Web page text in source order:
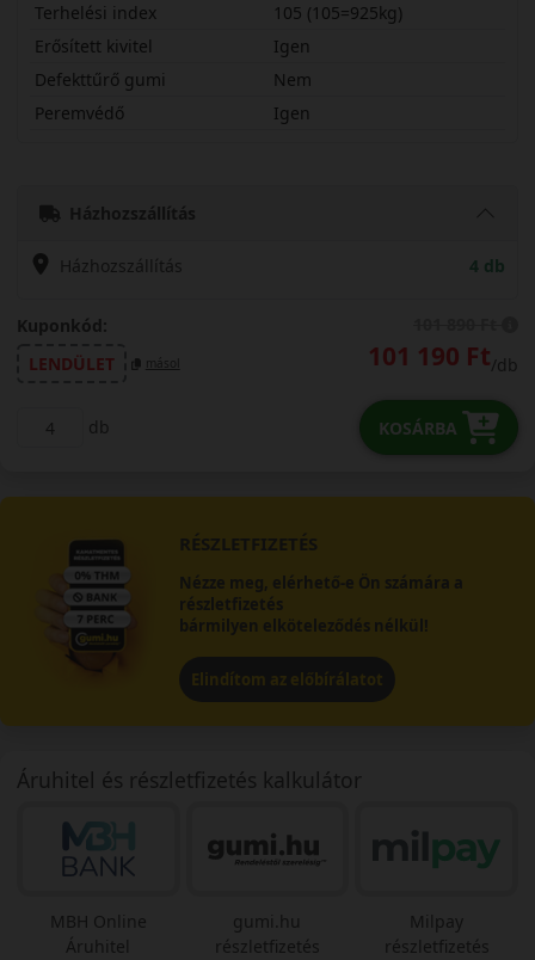
Terhelési index
105 (105=925kg)
Erősített kivitel
Igen
Defekttűrő gumi
Nem
Peremvédő
Igen
Házhozszállítás
Házhozszállítás 4 db
Kuponkód:
LENDÜLET
másol 101 190 Ft/db
db KOSÁRBA
RÉSZLETFIZETÉS
Nézze meg, elérhető-e Ön számára a
részletfizetés
bármilyen elköteleződés nélkül!
Elindítom az előbírálatot
Áruhitel és részletfizetés kalkulátor
MBH Online
Áruhitel
gumi.hu
részletfizetés
Milpay
részletfizetés